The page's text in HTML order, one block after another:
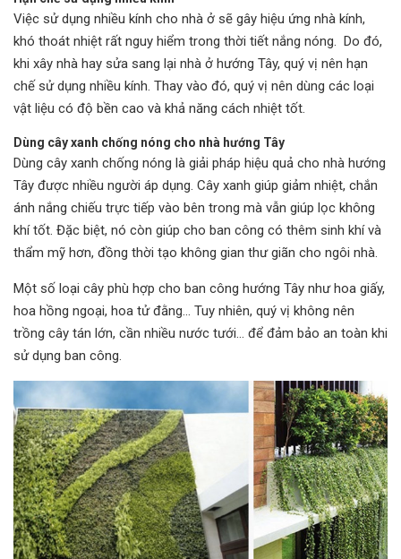
Việc sử dụng nhiều kính cho nhà ở sẽ gây hiệu ứng nhà kính,
khó thoát nhiệt rất nguy hiểm trong thời tiết nắng nóng. Do đó,
khi xây nhà hay sửa sang lại nhà ở hướng Tây, quý vị nên hạn
chế sử dụng nhiều kính. Thay vào đó, quý vị nên dùng các loại
vật liệu có độ bền cao và khả năng cách nhiệt tốt.
Dùng cây xanh chống nóng cho nhà hướng Tây
Dùng cây xanh chống nóng là giải pháp hiệu quả cho nhà hướng
Tây được nhiều người áp dụng. Cây xanh giúp giảm nhiệt, chắn
ánh nắng chiếu trực tiếp vào bên trong mà vẫn giúp lọc không
khí tốt. Đặc biệt, nó còn giúp cho ban công có thêm sinh khí và
thẩm mỹ hơn, đồng thời tạo không gian thư giãn cho ngôi nhà.
Một số loại cây phù hợp cho ban công hướng Tây như hoa giấy,
hoa hồng ngoại, hoa tử đằng… Tuy nhiên, quý vị không nên
trồng cây tán lớn, cần nhiều nước tưới… để đảm bảo an toàn khi
sử dụng ban công.